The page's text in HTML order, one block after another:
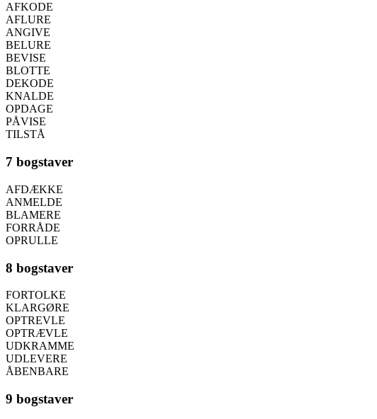
AFKODE
AFLURE
ANGIVE
BELURE
BEVISE
BLOTTE
DEKODE
KNALDE
OPDAGE
PÅVISE
TILSTÅ
7 bogstaver
AFDÆKKE
ANMELDE
BLAMERE
FORRÅDE
OPRULLE
8 bogstaver
FORTOLKE
KLARGØRE
OPTREVLE
OPTRÆVLE
UDKRAMME
UDLEVERE
ÅBENBARE
9 bogstaver